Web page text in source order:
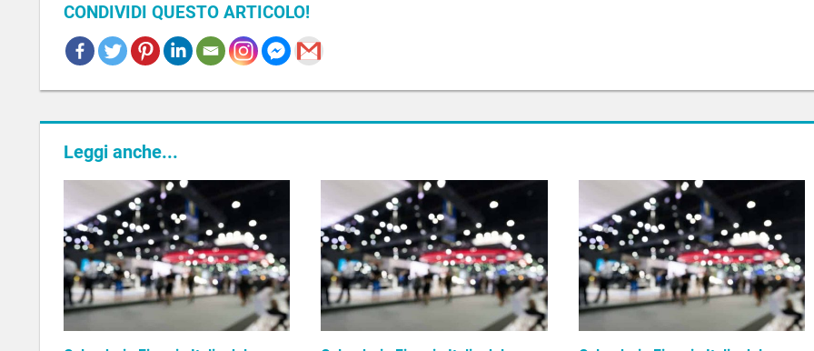
CONDIVIDI QUESTO ARTICOLO!
FIERE
Leggi anche...